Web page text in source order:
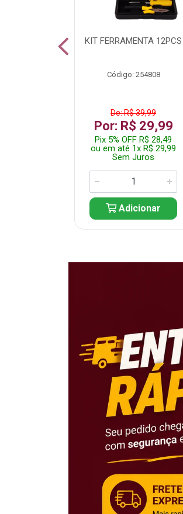
KIT FERRAMENTA 12PCS
Código: 254808
De: R$ 39,99
Por: R$ 29,99
Pix 5% OFF R$ 28,49
ou em até 1x R$ 29,99
Sem Juros
Adicionar